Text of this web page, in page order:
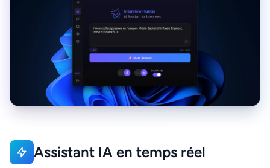
Assistant IA en temps réel